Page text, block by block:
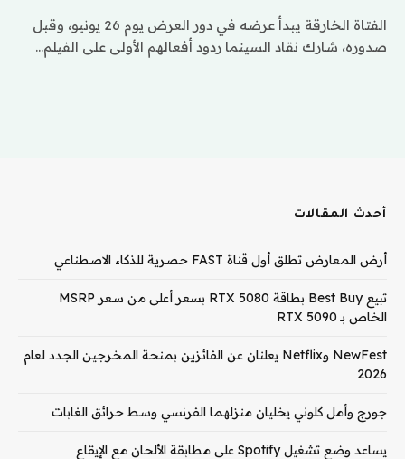
الفتاة الخارقة يبدأ عرضه في دور العرض يوم 26 يونيو، وقبل
صدوره، شارك نقاد السينما ردود أفعالهم الأولى على الفيلم…
أحدث المقالات
أرض المعارض تطلق أول قناة FAST حصرية للذكاء الاصطناعي
تبيع Best Buy بطاقة RTX 5080 بسعر أعلى من سعر MSRP
الخاص بـ RTX 5090
NewFest وNetflix يعلنان عن الفائزين بمنحة المخرجين الجدد لعام
2026
جورج وأمل كلوني يخليان منزلهما الفرنسي وسط حرائق الغابات
يساعد وضع تشغيل Spotify على مطابقة الألحان مع الإيقاع